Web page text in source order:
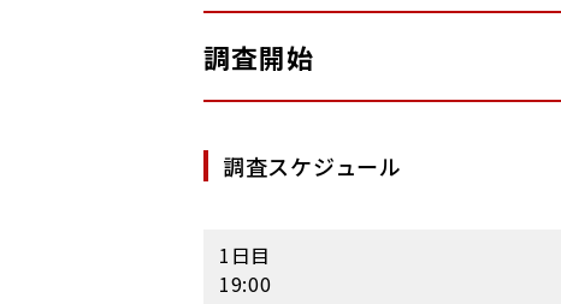
調査開始
調査スケジュール
1日目
19:00